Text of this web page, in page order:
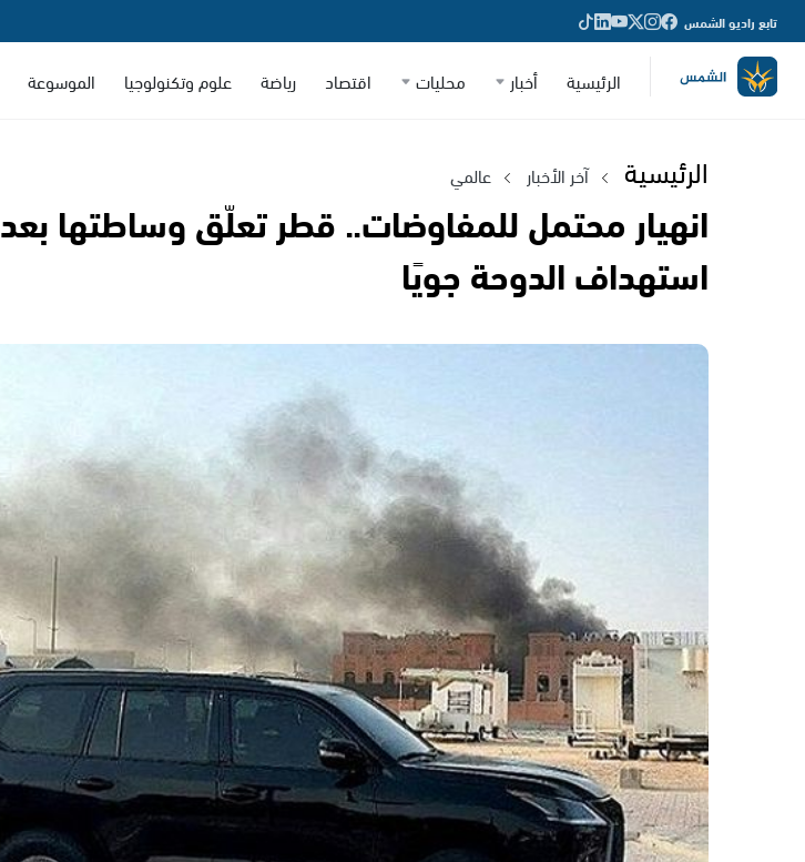
تابع راديو الشمس
الرئيسية أخبار محليات اقتصاد رياضة علوم وتكنولوجيا الموسوعة
الرئيسية آخر الأخبار عالمي
انهيار محتمل للمفاوضات.. قطر تعلّق وساطتها بعد
استهداف الدوحة جويًا